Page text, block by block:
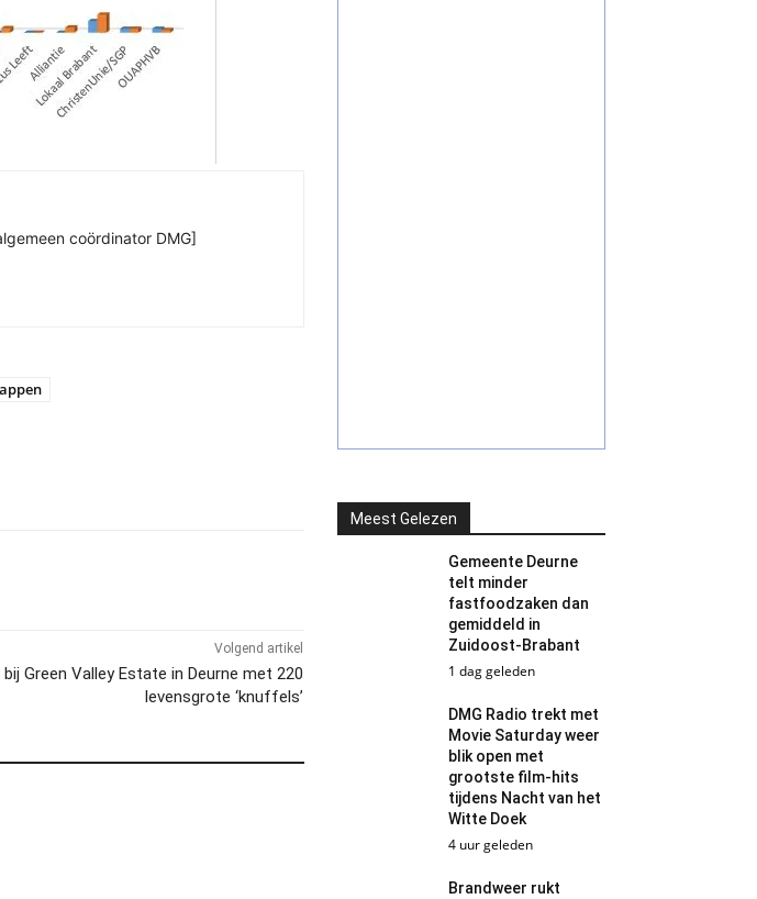
coördinator DMG]
Volgend artikel
Green Valley Estate in Deurne met 220
levensgrote ‘knuffels’
Meest Gelezen
Gemeente Deurne
telt minder
fastfoodzaken dan
gemiddeld in
Zuidoost-Brabant
1 dag geleden
DMG Radio trekt met
Movie Saturday weer
blik open met
grootste film-hits
tijdens Nacht van het
Witte Doek
4 uur geleden
Brandweer rukt